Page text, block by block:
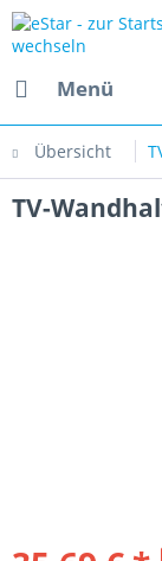
Menü
Übersicht
TV-